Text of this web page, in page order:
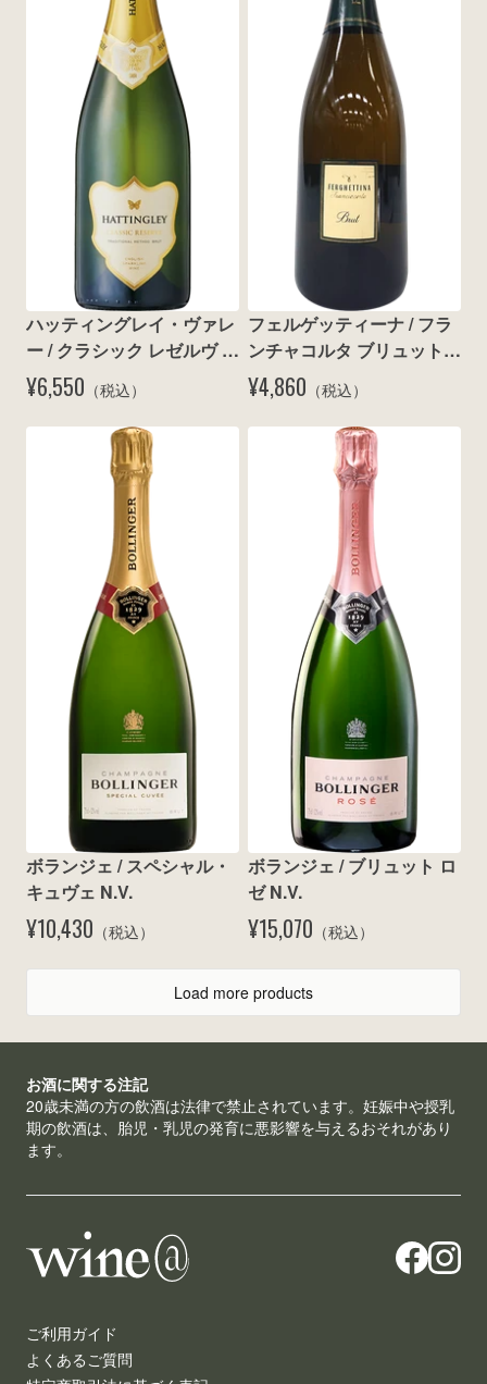
ハッティングレイ・ヴァレ
ー / クラシック レゼルヴ ブ
リュット N.V.
¥6,550 （税込）
フェルゲッティーナ / フラ
ンチャコルタ ブリュット
N.V.
¥4,860 （税込）
ボランジェ / スペシャル・
キュヴェ N.V.
¥10,430 （税込）
ボランジェ / ブリュット ロ
ゼ N.V.
¥15,070 （税込）
Load more products
お酒に関する注記
20歳未満の方の飲酒は法律で禁止されています。妊娠中や授乳
期の飲酒は、胎児・乳児の発育に悪影響を与えるおそれがあり
ます。
ご利用ガイド
よくあるご質問